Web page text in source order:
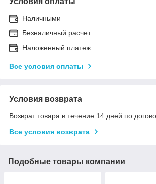
Наличными
Безналичный расчет
Наложенный платеж
Все условия оплаты
Условия возврата
Возврат товара в течение 14 дней по
Все условия возврата
Подобные товары компании